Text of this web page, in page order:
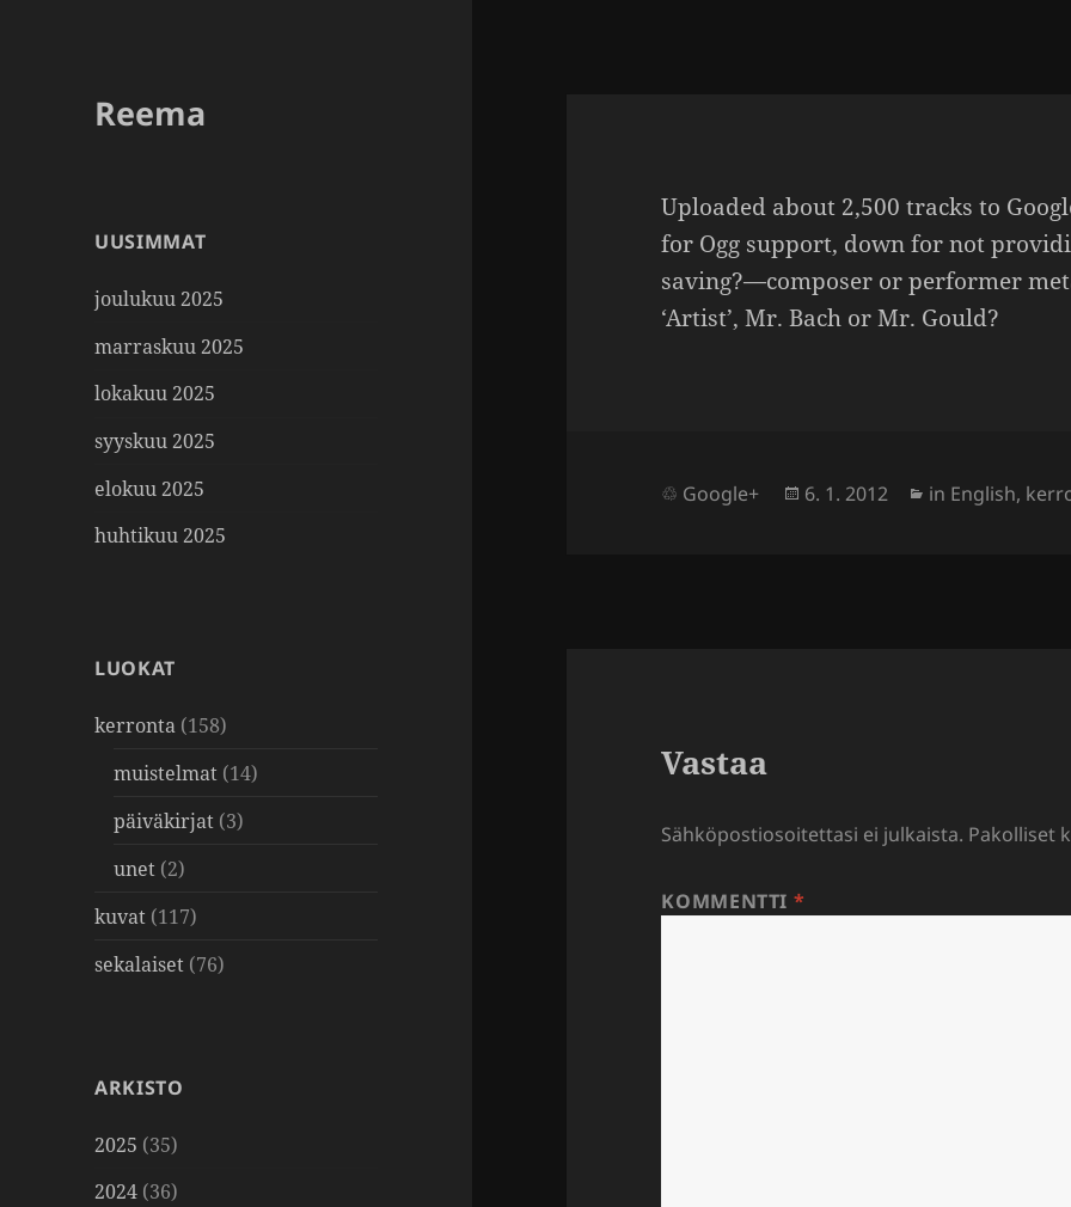
Reema
UUSIMMAT
joulukuu 2025
marraskuu 2025
lokakuu 2025
syyskuu 2025
elokuu 2025
huhtikuu 2025
LUOKAT
kerronta (158)
muistelmat (14)
päiväkirjat (3)
unet (2)
kuvat (117)
sekalaiset (76)
ARKISTO
2025 (35)
2024 (36)
Uploaded about 2,500 tracks to
for Ogg support, down for not
saving?—composer or performer
‘Artist’, Mr. Bach or Mr. Gould?
Google+ Julkaistu
6. 1. 2012 Kategoriat
in English,
Vastaa
Sähköpostiosoitettasi ei julkaista. Pakolliset
KOMMENTTI *